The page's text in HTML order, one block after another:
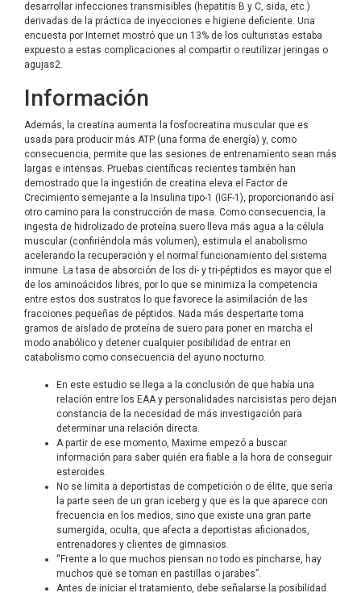
desarrollar infecciones transmisibles (hepatitis B y C, sida, etc.)
derivadas de la práctica de inyecciones e higiene deficiente. Una
encuesta por Internet mostró que un 13% de los culturistas estaba
expuesto a estas complicaciones al compartir o reutilizar jeringas o
agujas2.
Información
Además, la creatina aumenta la fosfocreatina muscular que es
usada para producir más ATP (una forma de energía) y, como
consecuencia, permite que las sesiones de entrenamiento sean más
largas e intensas. Pruebas científicas recientes también han
demostrado que la ingestión de creatina eleva el Factor de
Crecimiento semejante a la Insulina tipo-1 (IGF-1), proporcionando así
otro camino para la construcción de masa. Como consecuencia, la
ingesta de hidrolizado de proteína suero lleva más agua a la célula
muscular (confiriéndola más volumen), estimula el anabolismo
acelerando la recuperación y el normal funcionamiento del sistema
inmune. La tasa de absorción de los di- y tri-péptidos es mayor que el
de los aminoácidos libres, por lo que se minimiza la competencia
entre estos dos sustratos lo que favorece la asimilación de las
fracciones pequeñas de péptidos. Nada más despertarte toma
gramos de aislado de proteína de suero para poner en marcha el
modo anabólico y detener cualquier posibilidad de entrar en
catabolismo como consecuencia del ayuno nocturno.
En este estudio se llega a la conclusión de que había una
relación entre los EAA y personalidades narcisistas pero dejan
constancia de la necesidad de más investigación para
determinar una relación directa.
A partir de ese momento, Maxime empezó a buscar
información para saber quién era fiable a la hora de conseguir
esteroides.
No se limita a deportistas de competición o de élite, que sería
la parte seen de un gran iceberg y que es la que aparece con
frecuencia en los medios, sino que existe una gran parte
sumergida, oculta, que afecta a deportistas aficionados,
entrenadores y clientes de gimnasios.
“Frente a lo que muchos piensan no todo es pincharse, hay
muchos que se toman en pastillas o jarabes”.
Antes de iniciar el tratamiento, debe señalarse la posibilidad